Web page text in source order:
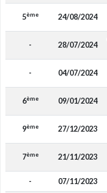
5ème 24/08/2024
- 28/07/2024
- 04/07/2024
6ème 09/01/2024
9ème 27/12/2023
7ème 21/11/2023
- 07/11/2023